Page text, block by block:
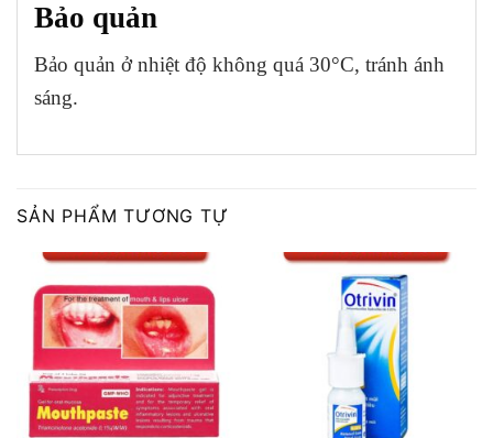
Bảo quản
Bảo quản ở nhiệt độ không quá 30°C, tránh ánh
sáng.
SẢN PHẨM TƯƠNG TỰ